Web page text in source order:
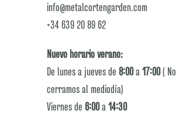
info@metalcortengarden.com
+34 639 20 89 62
Nuevo horario verano:
De lunes a jueves de 8:00a17:00( No
cerramos al mediodía)
Viernes de 6:00a 14:30